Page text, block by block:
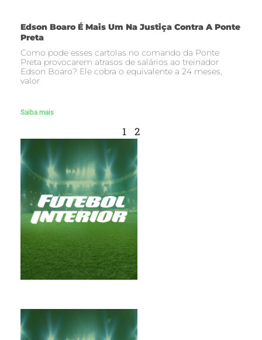
Edson Boaro É Mais Um Na Justiça Contra A Ponte
Preta
Como pode esses cartolas no comando da Ponte
Preta provocarem atrasos de salários ao treinador
Edson Boaro? Ele cobra o equivalente a 24 meses,
valor
Saiba mais
1 2